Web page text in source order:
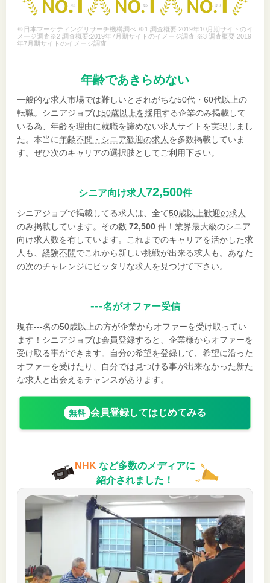
※日本マーケティングリサーチ機構調べ ※1 調査概要:2019年10月期サイトのイ
メージ調査※2 調査概要:2019年7月期サイトのイメージ調査 ※3 調査概要:2019
年7月期サイトのイメージ調査
年齢であきらめない
一般的な求人市場では難しいとされがちな50代・60代以上の
転職。シニアジョブは50歳以上を採用する企業のみ掲載して
いる為、年齢を理由に就職を諦めない求人サイトを実現しまし
た。本当に年齢不問・シニア歓迎の求人 を多数掲載していま
す。ぜひ次のキャリアの選択肢としてご利用下さい。
シニア向け求人72,500件
シニアジョブで掲載してる求人は、全て50歳以上歓迎の求人
のみ掲載しています。その数 72,500 件！業界最大級のシニア
向け求人数を有しています。これまでのキャリアを活かした求
人も、 経験不問でこれから新しい挑戦が出来る求人も。あなた
の次のチャレンジにピッタリな求人を見つけて下さい。
---名がオファー受信
現在---名の50歳以上の方が企業からオファーを受け取ってい
ます！シニアジョブは会員登録すると、企業様からオファーを
受け取る事ができます。自分の希望を登録して、希望に沿った
オファーを受けたり、自分では見つける事が出来なかった新た
な求人と出会えるチャンスがあります。
無料 会員登録してはじめてみる
NHK など多数のメディアに
紹介されました！